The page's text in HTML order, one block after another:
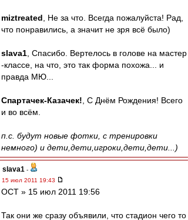
miztreated , Не за что. Всегда пожалуйста! Рад,
что понравились, а значит не зря всё было)
slava1 , Спасибо. Вертелось в голове на мастер
-классе, на что, это так форма похожа... и
правда МЮ...
Спартачек-Казачек! , С Днём Рождения! Всего
и во всём.
п.с. будут новые фотки, с тренировки
немного) и дети,дети,игроки,дети,дети...)
slava1 -
15 июл 2011 19:43
ОСТ » 15 июл 2011 19:56
Так они же сразу объявили, что стадион чего то